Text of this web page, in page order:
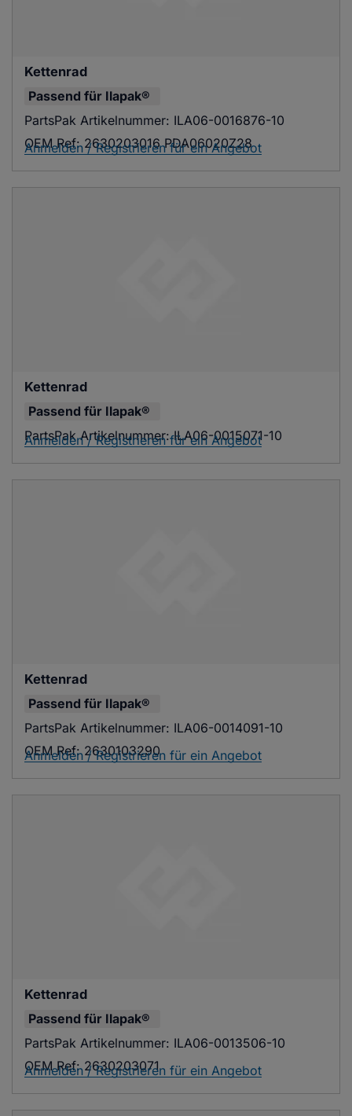
Kettenrad
Passend für Ilapak®
PartsPak Artikelnummer: ILA06-0016876-10
OEM Ref: 2630203016 PDA06020Z28
Anmelden / Registrieren für ein Angebot
Kettenrad
Passend für Ilapak®
PartsPak Artikelnummer:ILA06-0015071-10
Anmelden / Registrieren für ein Angebot
Kettenrad
Passend für Ilapak®
PartsPak Artikelnummer: ILA06-0014091-10
OEM Ref: 2630103290
Anmelden / Registrieren für ein Angebot
Kettenrad
Passend für Ilapak®
PartsPak Artikelnummer: ILA06-0013506-10
OEM Ref: 2630203071
Anmelden / Registrieren für ein Angebot